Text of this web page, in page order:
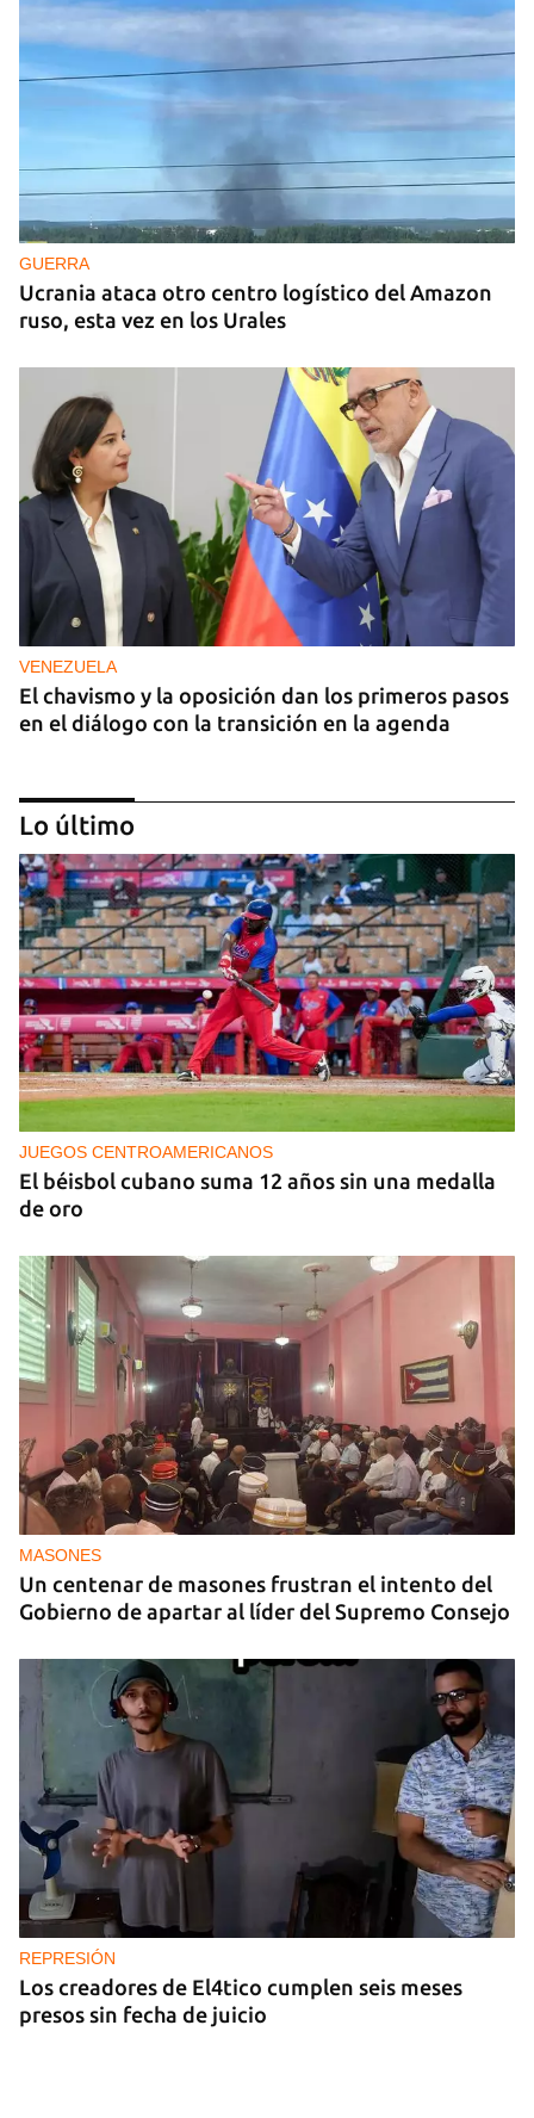
GUERRA
Ucrania ataca otro centro logístico del Amazon
ruso, esta vez en los Urales
VENEZUELA
El chavismo y la oposición dan los primeros pasos
en el diálogo con la transición en la agenda
NICARAGUA
EE UU propone a la OEA convocar a los
cancilleres para "tomar medidas" contra las
decisiones de Ortega
Lo último
JUEGOS CENTROAMERICANOS
El béisbol cubano suma 12 años sin una medalla
de oro
MASONES
Un centenar de masones frustran el intento del
Gobierno de apartar al líder del Supremo Consejo
REPRESIÓN
Los creadores de El4tico cumplen seis meses
presos sin fecha de juicio